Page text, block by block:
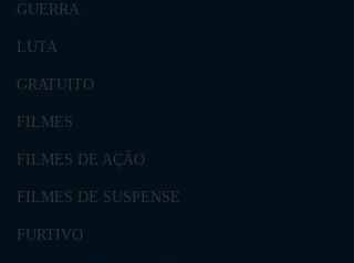
GUERRA
LUTA
GRATUITO
FILMES
FILMES DE AÇÃO
FILMES DE SUSPENSE
FURTIVO